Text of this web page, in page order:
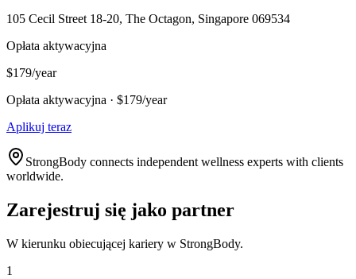
105 Cecil Street 18-20, The Octagon, Singapore 069534
Opłata aktywacyjna
$179/year
Opłata aktywacyjna · $179/year
Aplikuj teraz
StrongBody connects independent wellness experts with clients
worldwide.
Zarejestruj się jako partner
W kierunku obiecującej kariery w StrongBody.
1